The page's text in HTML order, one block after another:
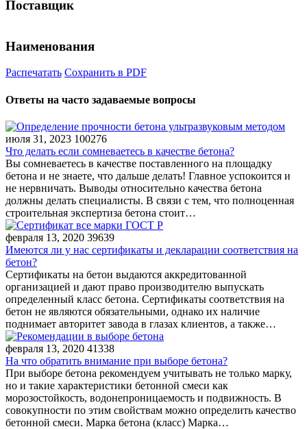
Поставщик
Наименования
Распечатать Сохранить в PDF
Ответы на часто задаваемые вопросы
июля 31, 2023 100276
Что делать если сомневаетесь в качестве бетона?
Вы сомневаетесь в качестве поставленного на площадку
бетона и не знаете, что дальше делать! Главное успокоится и
не нервничать. Выводы относительно качества бетона
должны делать специалисты. В связи с тем, что полноценная
строительная экспертиза бетона стоит…
февраля 13, 2020 39639
Имеются ли у нас сертификаты и декларации соответствия на
бетон?
Сертификаты на бетон выдаются аккредитованной
организацией и дают право производителю выпускать
определенный класс бетона. Сертификаты соответствия на
бетон не являются обязательными, однако их наличие
поднимает авторитет завода в глазах клиентов, а также…
февраля 13, 2020 41338
На что обратить внимание при выборе бетона?
При выборе бетона рекомендуем учитывать не только марку,
но и такие характеристики бетонной смеси как
морозостойкость, водонепроницаемость и подвижность. В
совокупности по этим свойствам можно определить качество
бетонной смеси. Марка бетона (класс) Марка…